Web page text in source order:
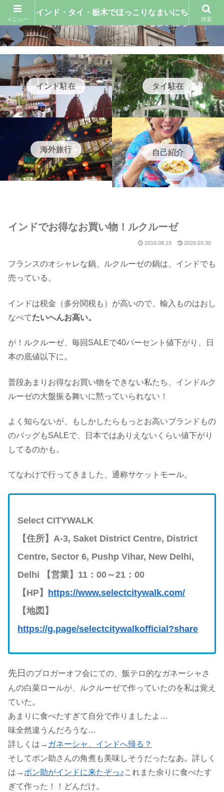
インド駐在 タイ駐在
海外旅行 自己紹介
インドでお得なお買い物！ルクルーゼ
2016.08.19 2026.03.30
フランスのオシャレな鍋、ルクルーゼの鍋は、インドでも
売っている。
インドは税金（多分関税も）が高いので、輸入ものはおし
なべてたいへんお高い。
が！ルクルーゼ、毎回SALEで40パーセント値下がり、日
本の底値以下に。
普段あまりお得なお買い物をできない私たち、インドルク
ルーゼの大盤振る舞いに黙っていられない！
よく知らないが、もしかしたらもっとお高いブランドもの
のバッグもSALEで、日本ではありえないくらい値下がり
してるのかも。
てなわけで行ってきました、通称サケットモール。
Select CITYWALK
【住所】 A-3, Saket District Centre, District
Centre, Sector 6, Pushp Vihar, New Delhi,
Delhi
【営業】 11 ： 00～21 ： 00
【HP】 https://www.selectcitywalk.com/
【地図】
https://g.page/selectcitywalkofficial?share
先日 のブロガーオフ会にての、飯テロ的なガネーシャさ
んの白菜ロールが、ルクルーゼで作っていたのを私は覚え
ていた。
あまりに食べたすぎて自分で作りましたよ…
味全然違うんだろうな…
詳しくは → ガネーシャ、インドへ帰る？
そしてポン助さんの角煮も美味しそうだったなあ。詳しく
は→ポン助がインドに来たぞっ♪これまた余りに食べたす
ぎて作った！！どんだけ。
メニュー
インド・タイ・栃木でほっこりなまいにち
検索